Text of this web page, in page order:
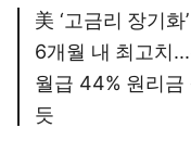
美 ‘고금리 장기
6개월 내 최고치
월급 44% 원리금
듯